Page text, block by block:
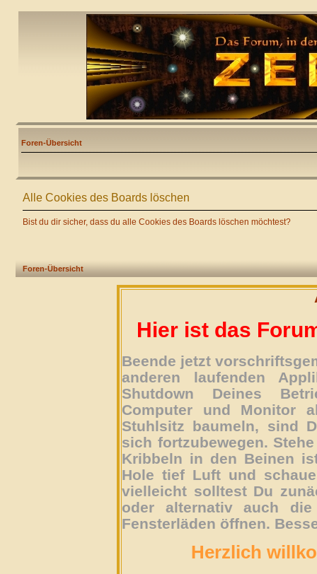
Foren-Übersicht
Alle Cookies des Boards löschen
Bist du dir sicher, dass du alle Cookies des Boards löschen möchtest?
Foren-Übersicht
Hier ist das
Beende jetzt
anderen laufenden
Shutdown Deines
Computer und Monitor
Stuhlsitz baumeln, sind
sich fortzubewegen.
Kribbeln in den Beinen
Hole tief Luft und
vielleicht solltest Du
oder alternativ auch
Fensterläden öffnen.
Herzlich